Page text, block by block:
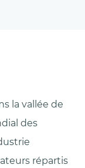
la vallée de
des
répartis